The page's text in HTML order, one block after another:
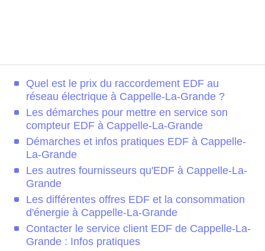
Quel est le prix du raccordement EDF au
réseau électrique à Cappelle-La-Grande ?
Les démarches pour mettre en service son
compteur EDF à Cappelle-La-Grande
Démarches et infos pratiques EDF à Cappelle-
La-Grande
Les autres fournisseurs qu'EDF à Cappelle-La-
Grande
Les différentes offres EDF et la consommation
d'énergie à Cappelle-La-Grande
Contacter le service client EDF de Cappelle-La-
Grande : Infos pratiques